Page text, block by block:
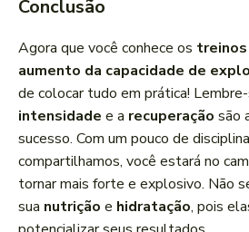
Conclusão
Agora que você conhece os
aumento da capacidade de
de colocar tudo em prática!
intensidade e a recuperação são
sucesso. Com um pouco de
compartilhamos, você estará no
tornar mais forte e explosivo. Não
sua nutrição e hidratação, pois